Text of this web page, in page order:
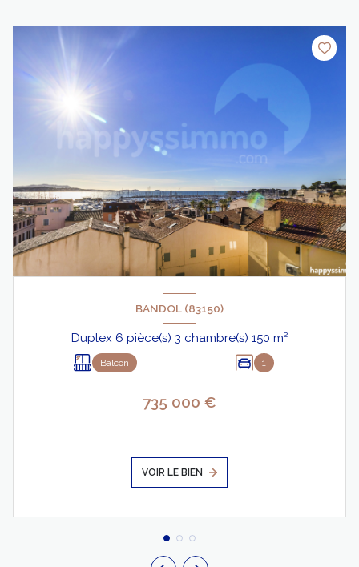
BANDOL (83150)
Duplex 6 pièce(s) 3 chambre(s) 150 m²
Balcon 1
735 000 €
VOIR LE BIEN